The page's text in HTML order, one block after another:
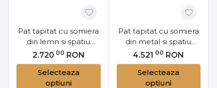
Pat tapitat cu somiera
din lemn si spatiu
pentru depozitare,
140x200 cm, Milano
L141, Eltap
2.720 00 RON
Selecteaza
optiuni
Pat tapitat cu somiera
din metal si spatiu
pentru depozitare,
200x200 cm, Latina
M201, Eltap
4.521 00 RON
Selecteaza
optiuni